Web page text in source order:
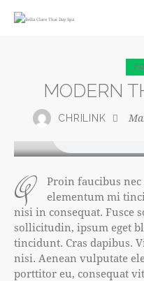
MODERN
CHRILINK
q
Proin faucibus nec
elementum mi
nisi in consequat. Fusce
sollicitudin, ipsum eget
tincidunt. Cras dapibus.
nisi. Aenean vulputate
porttitor eu, consequat